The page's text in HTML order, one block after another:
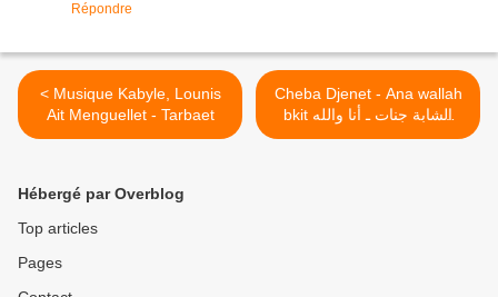
Répondre
< Musique Kabyle, Lounis
Ait Menguellet - Tarbaet
Cheba Djenet - Ana wallah
bkit الشابة جنات ـ أنا والله
بكيت >
Hébergé par Overblog
Top articles
Pages